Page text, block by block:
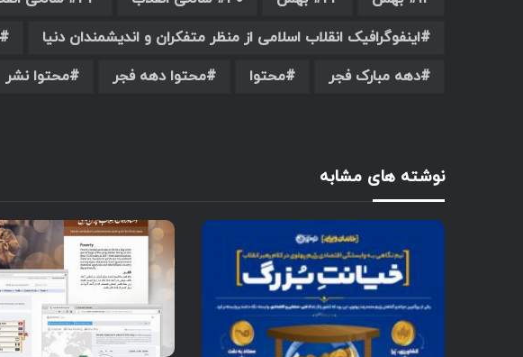
اینفوگرافیک انقلاب اسلامی از منظر متفکران و اندیشمندان دنیا
دهه مبارک فجر
محتوا محتوا دهه فجر محتوا نشر
نوشته های مشابه